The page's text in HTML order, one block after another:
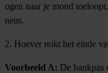
ogen naar je mond
neus.
2. Hoever reikt het einde
Voorbeeld A: De bankpas